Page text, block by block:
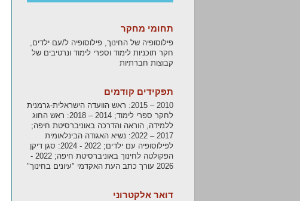
תחומי מחקר
פילוסופיה של החינוך, פילוסופיה ל/עם ילדים,
חקר תוכניות לימוד וספרי לימוד ונרטיבים של
קבוצות חברתיות
תפקידים קודמים
2010 – 2015: ראש הוועדה הישראלית-גרמנית
לחקר ספרי לימוד; 2014 – 2018: ראש החוג
ללמידה, הוראה והדרכה באוניברסיטת חיפה;
2017 – 2022: נשיא האגודה הבינלאומית
לפילוסופיה עם ילדים; 2022 - 2024: סגן דיקן
הפקולטה לחינוך באוניברסיטת חיפה; 2022 -
2026 עורך כתב העת האקדמי "עיונים בחינוך"
דואר אלקטרוני